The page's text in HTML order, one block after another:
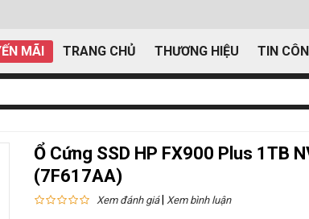
MÃI TRANG CHỦ THƯƠNG HIỆU TIN
Ổ Cứng SSD HP FX900 Plus 1TB
(7F617AA)
Xem đánh giá| Xem bình luận